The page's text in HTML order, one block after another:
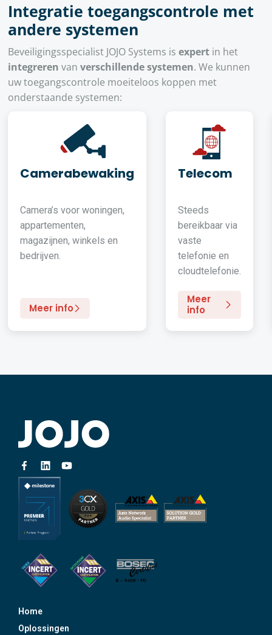
Integratie toegangscontrole met
andere systemen
Beveiligingsspecialist JOJO Systems isexpert in het
integreren vanverschillende systemen. We kunnen
uw toegangscontrole moeiteloos koppen met
onderstaande systemen:
Camerabewaking
Camera’s voor woningen,
appartementen,
magazijnen, winkels en
bedrijven.
Meer info
Telecom
Steeds
bereikbaar via
vaste
telefonie en
cloudtelefonie.
Meer
info
Home
Oplossingen